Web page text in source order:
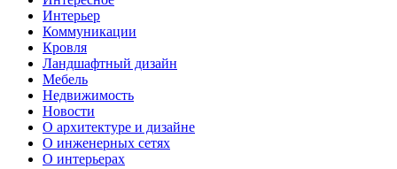
Интерьер
Коммуникации
Кровля
Ландшафтный дизайн
Мебель
Недвижимость
Новости
О архитектуре и дизайне
О инженерных сетях
О интерьерах